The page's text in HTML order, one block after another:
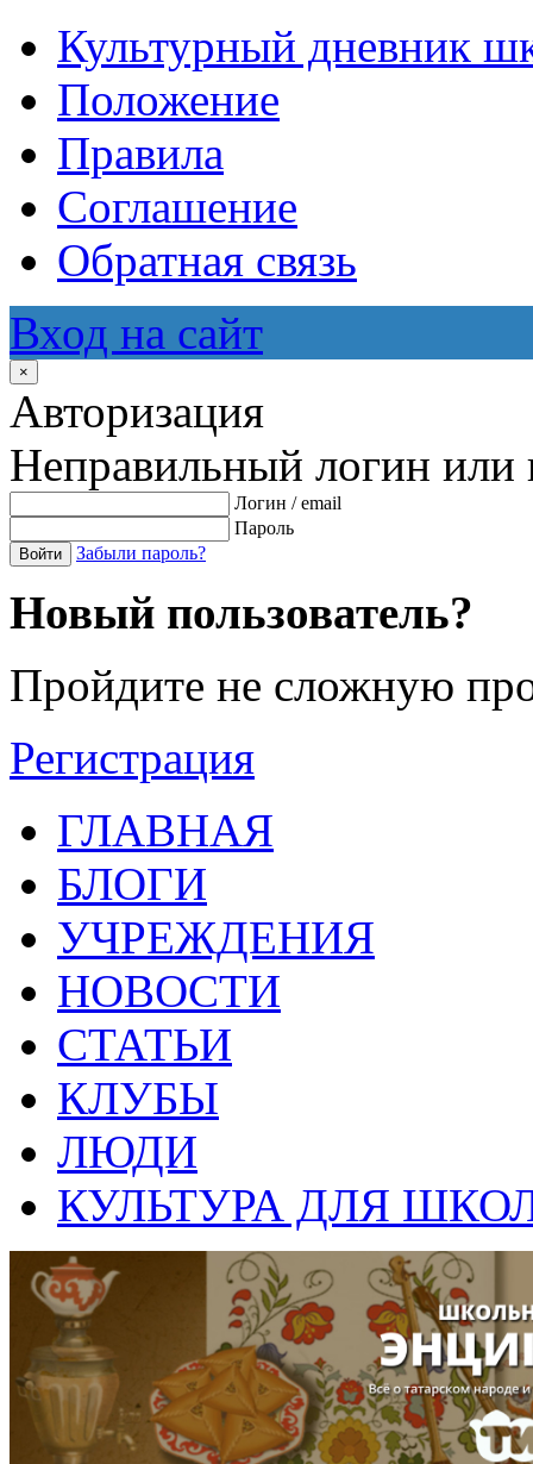
Культурный дневник
Положение
Правила
Соглашение
Обратная связь
Вход на сайт
×
Авторизация
Неправильный логин или
Логин / email
Пароль
Войти Забыли пароль?
Новый пользователь?
Пройдите не сложную
Регистрация
ГЛАВНАЯ
БЛОГИ
УЧРЕЖДЕНИЯ
НОВОСТИ
СТАТЬИ
КЛУБЫ
ЛЮДИ
КУЛЬТУРА ДЛЯ